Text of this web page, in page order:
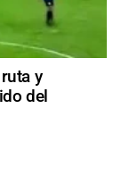
y
del